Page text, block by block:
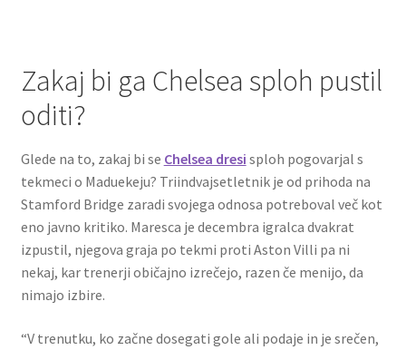
Zakaj bi ga Chelsea sploh pustil
oditi?
Glede na to, zakaj bi se Chelsea dresi sploh pogovarjal s
tekmeci o Maduekeju? Triindvajsetletnik je od prihoda na
Stamford Bridge zaradi svojega odnosa potreboval več kot
eno javno kritiko. Maresca je decembra igralca dvakrat
izpustil, njegova graja po tekmi proti Aston Villi pa ni
nekaj, kar trenerji običajno izrečejo, razen če menijo, da
nimajo izbire.
“V trenutku, ko začne dosegati gole ali podaje in je srečen,